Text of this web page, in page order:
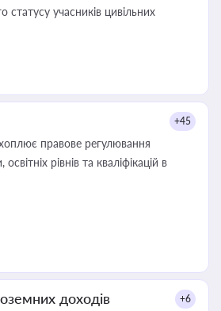
статусу учасників цивільних
+45
правове регулювання
рівнів та кваліфікацій в
доходів +6